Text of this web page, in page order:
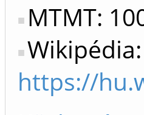
MTMT:
Wikipédia:
https://